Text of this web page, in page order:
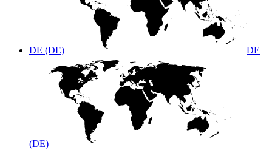
DE (DE) DE
(DE)